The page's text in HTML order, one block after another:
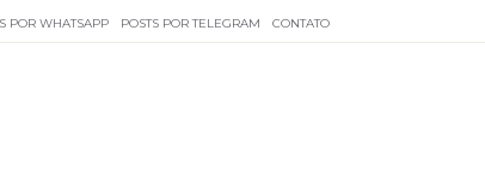
POR WHATSAPP POSTS POR TELEGRAM CONTATO